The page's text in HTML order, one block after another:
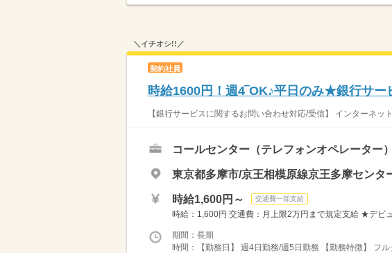
＼イチオシ!!／
契約社員
時給1600円！週4‾OK♪平日のみ★銀行サー
【銀行サービスに関するお問い合わせ対応/受信】 インターネ
コールセンター（テレフォンオペレーター）
東京都多摩市/京王相模原線京王多摩センタ
時給1,600円～ 交通費一部支給
時給：1,600円 交通費：月上限2万円まで規定支給 ★デビ
期間：長期
時間：【勤務日】 週4日勤務/週5日勤務 【勤務特徴】 フ